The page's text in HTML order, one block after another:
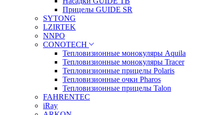
Прицелы GUIDE SR
SYTONG
LZIRTEK
NNPO
CONOTECH
Тепловизионные монокуляры Aquila
Тепловизионные монокуляры Tracer
Тепловизионные прицелы Polaris
Тепловизионные очки Pharos
Тепловизионные прицелы Talon
FAHRENTEC
iRay